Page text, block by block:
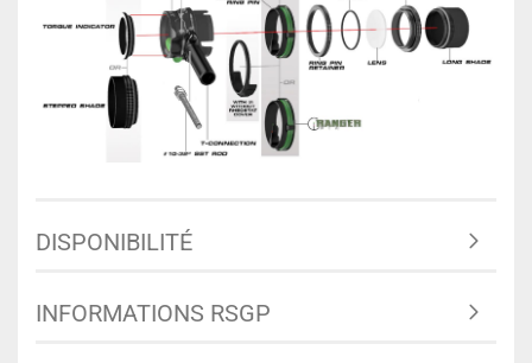
DISPONIBILITÉ
INFORMATIONS RSGP